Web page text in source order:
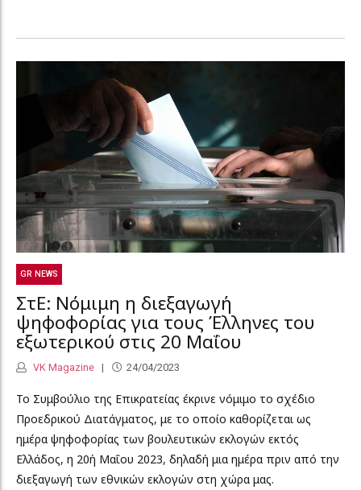
GR NEWS
ΣτΕ: Νόμιμη η διεξαγωγή
ψηφοφορίας για τους Έλληνες του
εξωτερικού στις 20 Μαΐου
VK Magazine 24/04/2023
Το Συμβούλιο της Επικρατείας έκρινε νόμιμο το σχέδιο
Προεδρικού Διατάγματος, με το οποίο καθορίζεται ως
ημέρα ψηφοφορίας των βουλευτικών εκλογών εκτός
Ελλάδος, η 20ή Μαΐου 2023, δηλαδή μια ημέρα πριν από την
διεξαγωγή των εθνικών εκλογών στη χώρα μας.